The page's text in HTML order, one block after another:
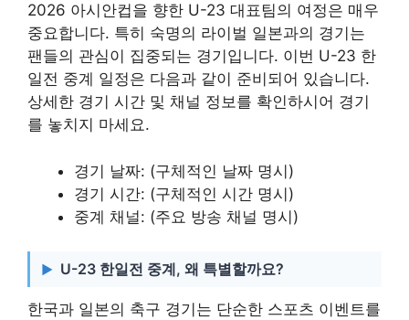
2026 아시안컵을 향한 U-23 대표팀의 여정은 매우
중요합니다. 특히 숙명의 라이벌 일본과의 경기는
팬들의 관심이 집중되는 경기입니다. 이번 U-23 한
일전 중계 일정은 다음과 같이 준비되어 있습니다.
상세한 경기 시간 및 채널 정보를 확인하시어 경기
를 놓치지 마세요.
경기 날짜: (구체적인 날짜 명시)
경기 시간: (구체적인 시간 명시)
중계 채널: (주요 방송 채널 명시)
U-23 한일전 중계, 왜 특별할까요?
한국과 일본의 축구 경기는 단순한 스포츠 이벤트를